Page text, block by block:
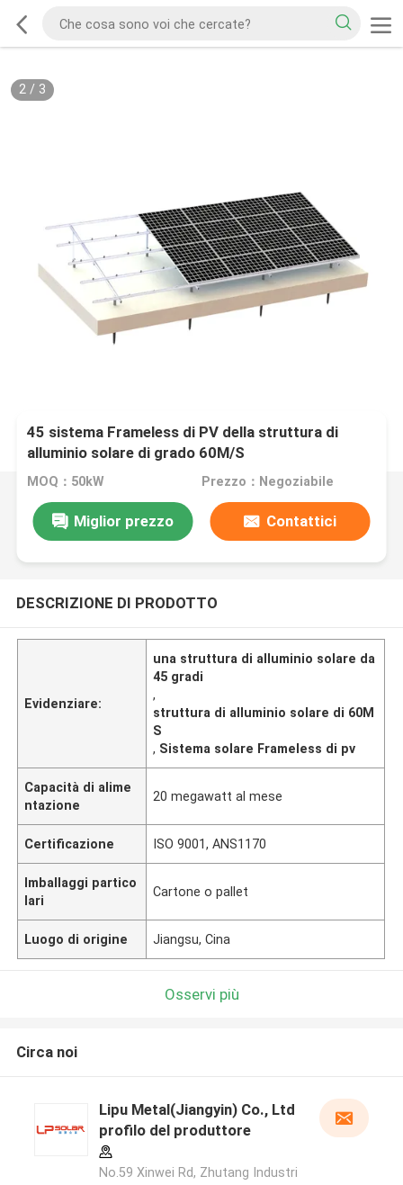
2/ 3
45 sistema Frameless di PV della struttura di
alluminio solare di grado 60M/S
MOQ：50kW Prezzo：Negoziabile
Miglior prezzo Contattici
DESCRIZIONE DI PRODOTTO
Evidenziare:
una struttura di alluminio solare da
45 gradi
,
struttura di alluminio solare di 60M
S
, Sistema solare Frameless di pv
Capacità di alime
ntazione
20 megawatt al mese
Certificazione ISO 9001, ANS1170
Imballaggi partico
lari
Cartone o pallet
Luogo di origine Jiangsu, Cina
Osservi più
Circa noi
Lipu Metal(Jiangyin) Co., Ltd
profilo del produttore
No.59 Xinwei Rd, Zhutang Industri